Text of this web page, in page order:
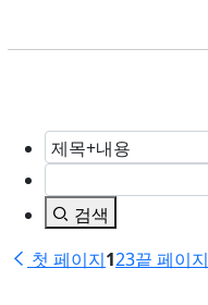
검색
첫 페이지123끝 페이지